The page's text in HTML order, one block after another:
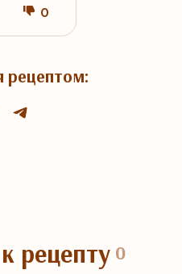
0
рецептом:
к рецепту0